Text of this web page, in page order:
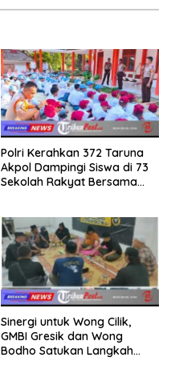
Polri Kerahkan 372 Taruna
Akpol Dampingi Siswa di 73
Sekolah Rakyat Bersama
Sinergi untuk Wong Cilik,
GMBI Gresik dan Wong
Bodho Satukan Langkah